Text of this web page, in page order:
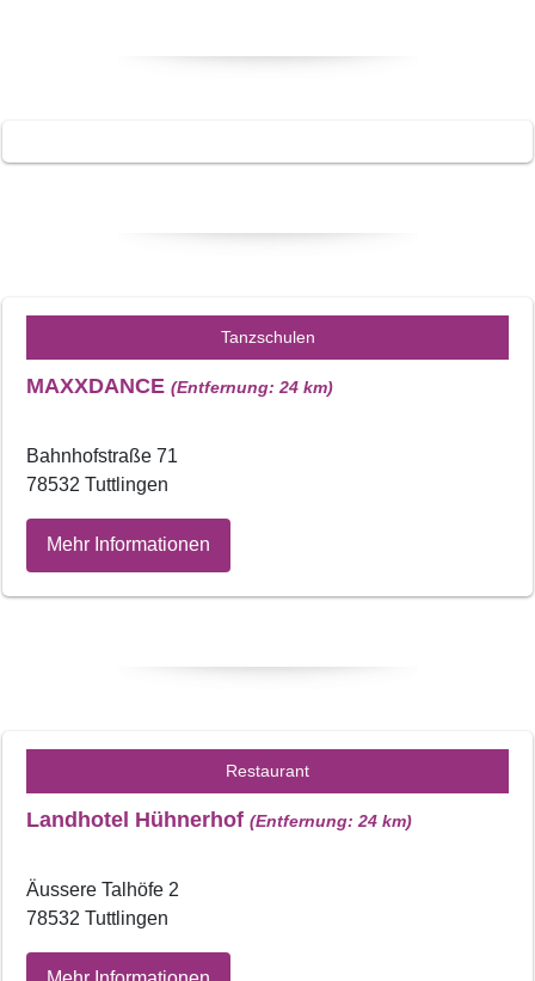
Tanzschulen
MAXXDANCE (Entfernung: 24 km)
Bahnhofstraße 71
78532 Tuttlingen
Mehr Informationen
Restaurant
Landhotel Hühnerhof (Entfernung: 24 km)
Äussere Talhöfe 2
78532 Tuttlingen